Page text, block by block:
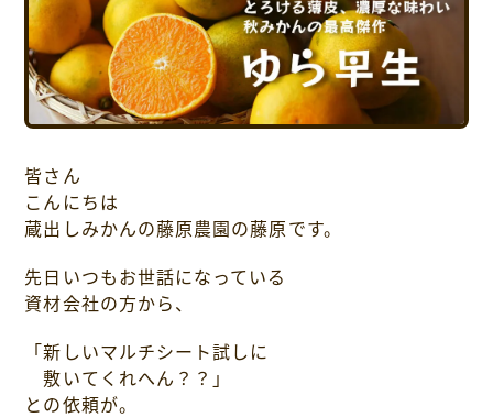
採用情報について
お問い合わせ
プライバシーポリシー
皆さん
こんにちは
蔵出しみかんの藤原農園の藤原です。
先日いつもお世話になっている
資材会社の方から、
「新しいマルチシート試しに
敷いてくれへん？？」
との依頼が。